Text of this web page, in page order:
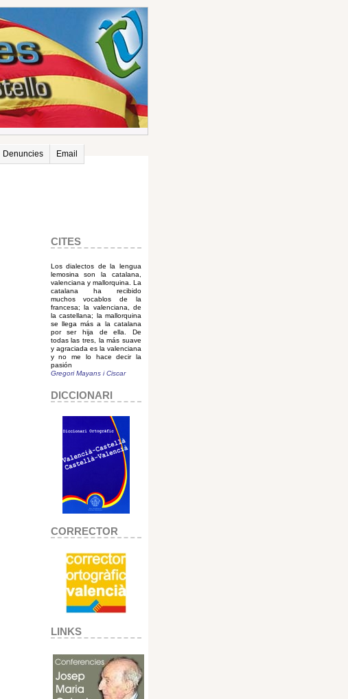
Denuncies Email
CITES
Los dialectos de la lengua
lemosina son la catalana,
valenciana y mallorquina. La
catalana ha recibido
muchos vocablos de la
francesa; la valenciana, de
la castellana; la mallorquina
se llega más a la catalana
por ser hija de ella. De
todas las tres, la más suave
y agraciada es la valenciana
y no me lo hace decir la
pasión
Gregori Mayans i Ciscar
DICCIONARI
CORRECTOR
LINKS